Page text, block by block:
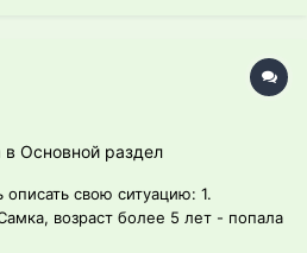
в Основной раздел
свою ситуацию: 1.
возраст более 5 лет - попала